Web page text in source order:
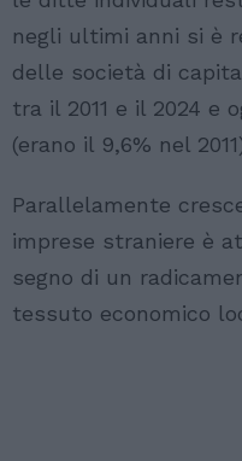
negli ultimi anni si è
delle società di
tra il 2011 e il 2024 e
(erano il 9,6% nel
Parallelamente
imprese straniere è
segno di un
tessuto economico